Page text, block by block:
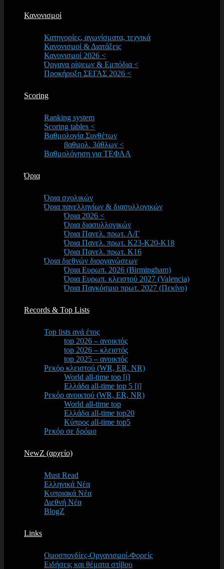
Κανονισμοί
Κατηγορίες, αγωνίσματα, τεχνικά
Κανονισμοί & Διατάξεις
Κανονισμοί 2026 <
Όργανα ρίψεων & Εμπόδια <
Προκήρυξη ΣΕΓΑΣ 2026 <
Scoring
Ranking system
Scoring tables <
Βαθμολογία Συνθέτων
βαθμολ. 3άθλων <
Βαθμολόγηση για ΤΕΦΑΑ
Όρια
Όρια σχολικών
Όρια πανελληνίων & διασυλλογικών
Όρια 2026 <
Όρια διασυλλογικών
Όρια Πανελ. πρωτ. Α/Γ
Όρια Πανελ. πρωτ. Κ23-Κ20-Κ18
Όρια Πανελ. πρωτ. Κ16
Όρια διεθνών διοργανώσεων
Όρια Ευρωπ. 2026 (Birmingham)
Όρια Ευρωπ. κλειστού 2027 (Valencia)
Όρια Παγκόσμιο πρωτ. 2027 (Πεκίνο)
Records & Top Lists
Top lists ανά έτος
top 2026 – ανοικτός
top 2026 – κλειστός
top 2025 – ανοικτός
Ρεκόρ κλειστού (WR, ER, NR)
World all-time top [i]
Ελλάδα all-time top 5 [i]
Ρεκόρ ανοικτού (WR, ER, NR)
World all-time top
Ελλάδα all-time top20
Κύπρος all-time top5
Ρεκόρ σε δρόμο
NewZ (αρχείο)
Must Read
Ελληνικά Νέα
Κυπριακά Νέα
Διεθνή Νέα
BlogZ
Links
Ομοσπονδίες-Οργανισμοί-Φορείς
Ειδήσεις και θέματα στίβου